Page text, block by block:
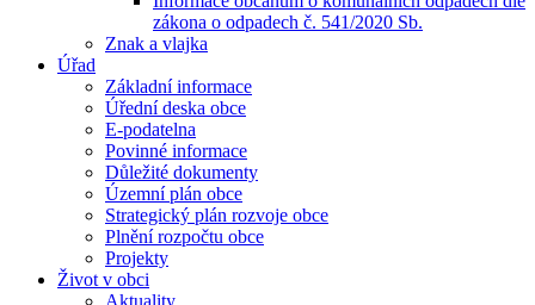
zákona o odpadech č. 541/2020 Sb.
Znak a vlajka
Úřad
Základní informace
Úřední deska obce
E-podatelna
Povinné informace
Důležité dokumenty
Územní plán obce
Strategický plán rozvoje obce
Plnění rozpočtu obce
Projekty
Život v obci
Aktuality